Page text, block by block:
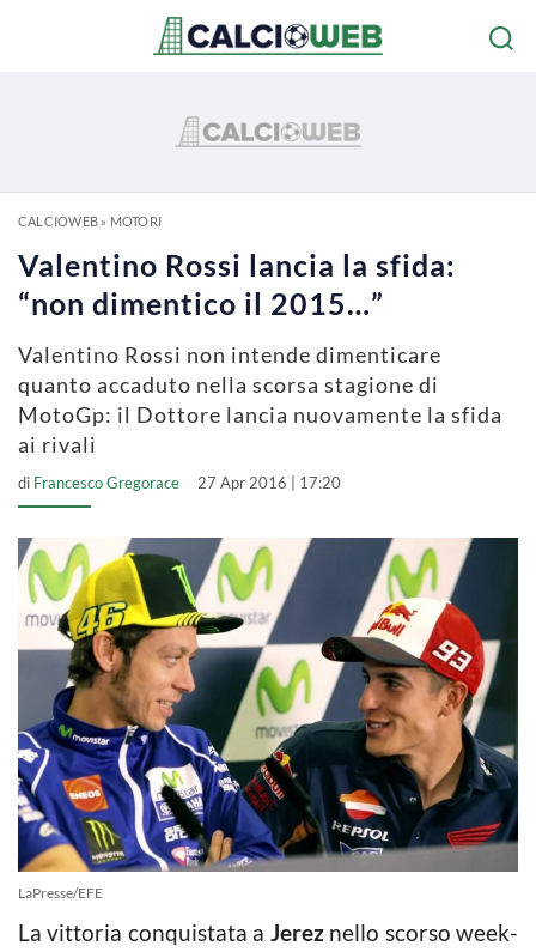
CALCIOWEB» MOTORI
Valentino Rossi lancia la sfida:
“non dimentico il 2015…”
Valentino Rossi non intende dimenticare
quanto accaduto nella scorsa stagione di
MotoGp: il Dottore lancia nuovamente la sfida
ai rivali
di Francesco Gregorace 27 Apr 2016 | 17:20
LaPresse/EFE
La vittoria conquistata a Jereznello scorso week-